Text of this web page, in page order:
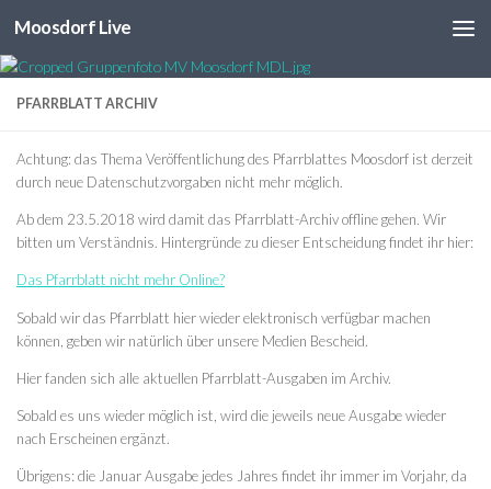
Unter dem Inhalt
Moosdorf Live
PFARRBLATT ARCHIV
Achtung: das Thema Veröffentlichung des Pfarrblattes Moosdorf ist derzeit
durch neue Datenschutzvorgaben nicht mehr möglich.
Ab dem 23.5.2018 wird damit das Pfarrblatt-Archiv offline gehen. Wir
bitten um Verständnis. Hintergründe zu dieser Entscheidung findet ihr hier:
Das Pfarrblatt nicht mehr Online?
Sobald wir das Pfarrblatt hier wieder elektronisch verfügbar machen
können, geben wir natürlich über unsere Medien Bescheid.
Hier fanden sich alle aktuellen Pfarrblatt-Ausgaben im Archiv.
Sobald es uns wieder möglich ist, wird die jeweils neue Ausgabe wieder
nach Erscheinen ergänzt.
Übrigens: die Januar Ausgabe jedes Jahres findet ihr immer im Vorjahr, da